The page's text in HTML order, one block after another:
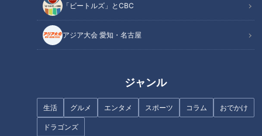
「ビートルズ」とCBC
アジア大会 愛知・名古屋
ジャンル
生活 グルメ エンタメ スポーツ コラム おでかけ
ドラゴンズ
世界初のプラスチックチューブ入りでケチャップに革命
オススメ関連コンテンツ